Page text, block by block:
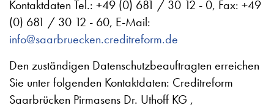
Kontaktdaten Tel.: +49 (0) 681 / 30 12 - 0, Fax: +49
(0) 681 / 30 12 - 60, E-Mail:
info@saarbruecken.creditreform.de
Den zuständigen Datenschutzbeauftragten erreichen
Sie unter folgenden Kontaktdaten: Creditreform
Saarbrücken Pirmasens Dr. Uthoff KG ,